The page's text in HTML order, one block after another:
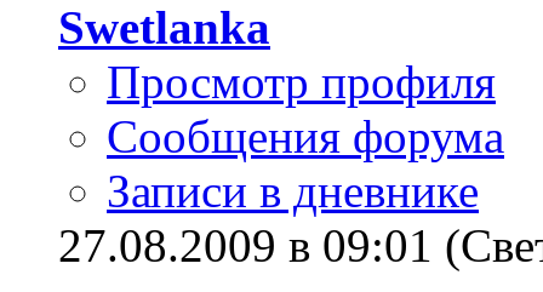
Swetlanka
Просмотр профиля
Сообщения форума
Записи в дневнике
27.08.2009 в 09:01